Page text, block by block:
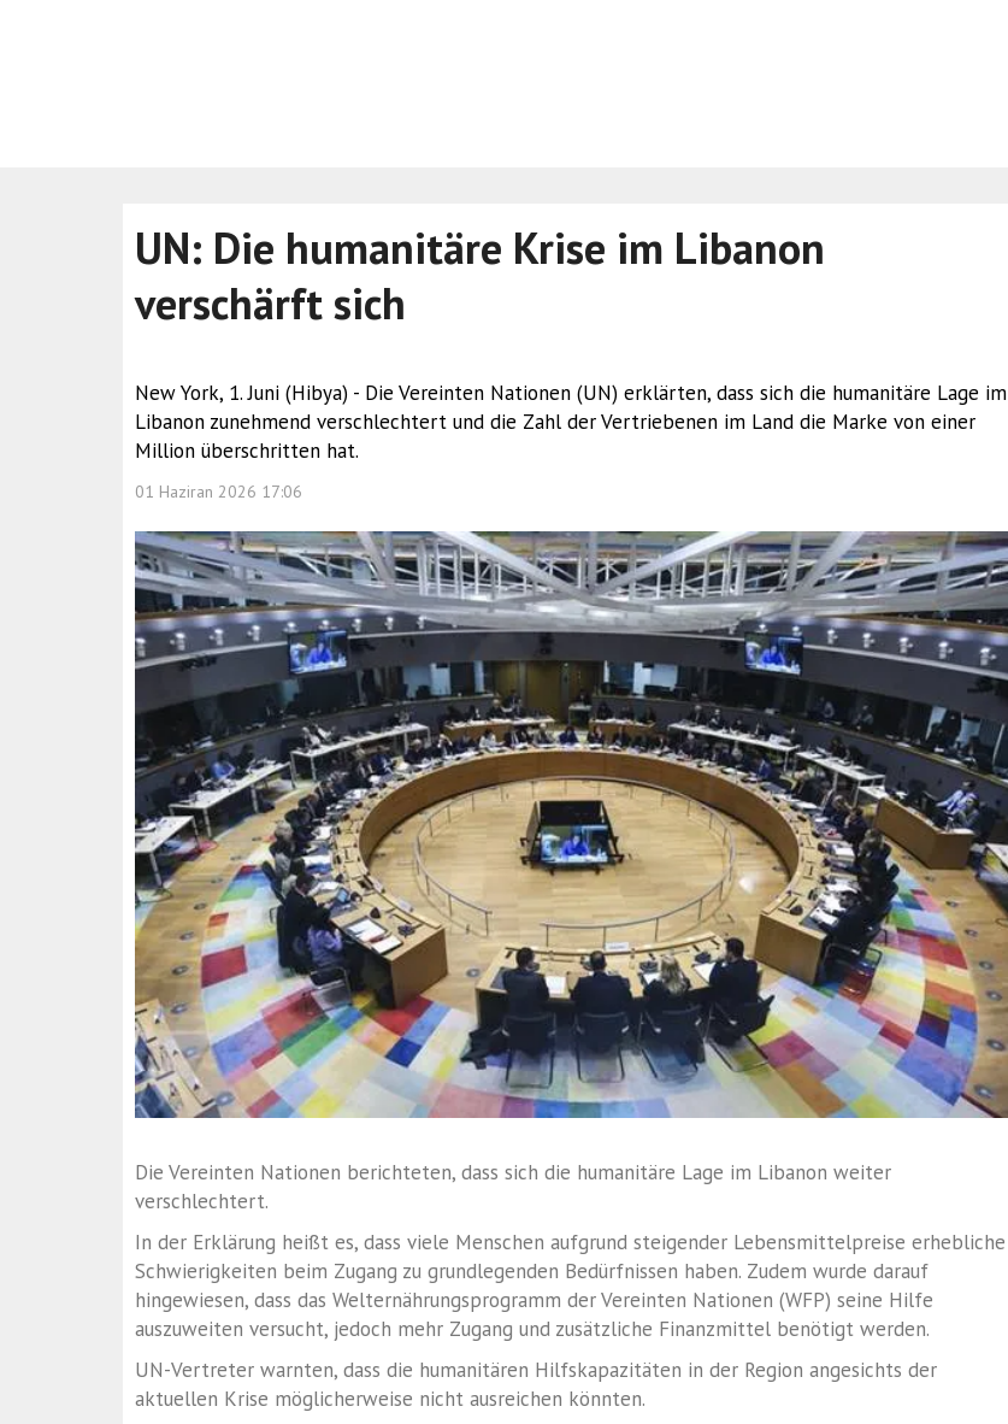
UN: Die humanitäre Krise im Libanon
verschärft sich
New York, 1. Juni (Hibya) - Die Vereinten Nationen (UN) erklärten, dass sich die humanitäre Lage im
Libanon zunehmend verschlechtert und die Zahl der Vertriebenen im Land die Marke von einer
Million überschritten hat.
01 Haziran 2026 17:06
Die Vereinten Nationen berichteten, dass sich die humanitäre Lage im Libanon weiter
verschlechtert.
In der Erklärung heißt es, dass viele Menschen aufgrund steigender Lebensmittelpreise erhebliche
Schwierigkeiten beim Zugang zu grundlegenden Bedürfnissen haben. Zudem wurde darauf
hingewiesen, dass das Welternährungsprogramm der Vereinten Nationen (WFP) seine Hilfe
auszuweiten versucht, jedoch mehr Zugang und zusätzliche Finanzmittel benötigt werden.
UN-Vertreter warnten, dass die humanitären Hilfskapazitäten in der Region angesichts der
aktuellen Krise möglicherweise nicht ausreichen könnten.